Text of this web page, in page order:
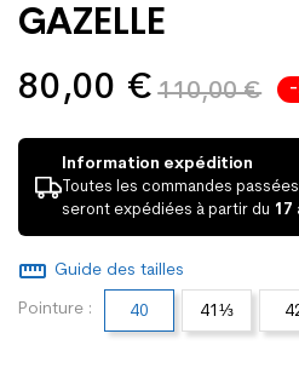
GAZELLE
80,00 € 110,00 €
Information expédition
Toutes les commandes
seront expédiées à partir du 17
straighten Guide des tailles
Pointure : 40 41⅓